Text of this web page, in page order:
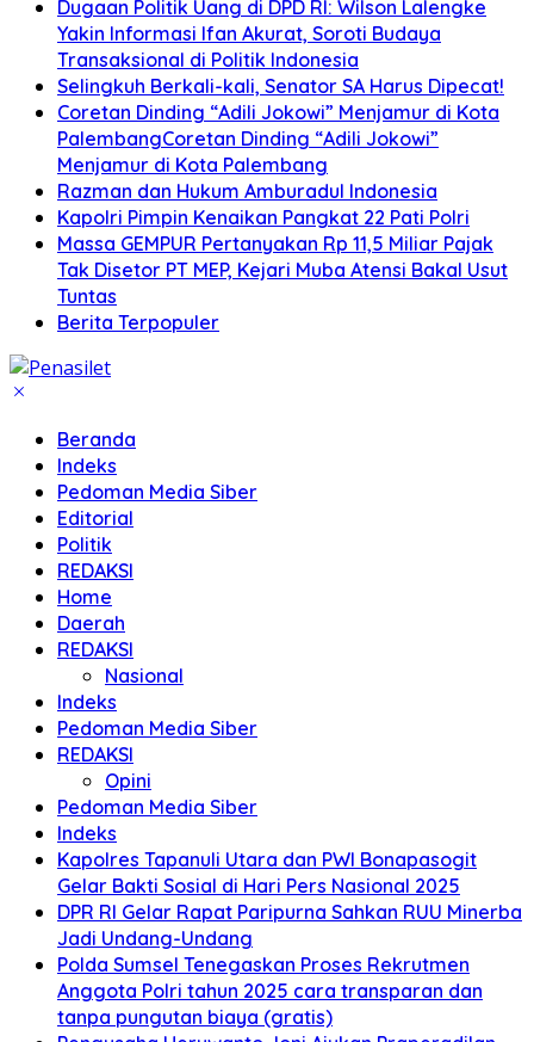
Dugaan Politik Uang di DPD RI: Wilson Lalengke
Yakin Informasi Ifan Akurat, Soroti Budaya
Transaksional di Politik Indonesia
Selingkuh Berkali-kali, Senator SA Harus Dipecat!
Coretan Dinding “Adili Jokowi” Menjamur di Kota
PalembangCoretan Dinding “Adili Jokowi”
Menjamur di Kota Palembang
Razman dan Hukum Amburadul Indonesia
Kapolri Pimpin Kenaikan Pangkat 22 Pati Polri
Massa GEMPUR Pertanyakan Rp 11,5 Miliar Pajak
Tak Disetor PT MEP, Kejari Muba Atensi Bakal Usut
Tuntas
Berita Terpopuler
Beranda
Indeks
Pedoman Media Siber
Editorial
Politik
REDAKSI
Home
Daerah
REDAKSI
Nasional
Indeks
Pedoman Media Siber
REDAKSI
Opini
Pedoman Media Siber
Indeks
Kapolres Tapanuli Utara dan PWI Bonapasogit
Gelar Bakti Sosial di Hari Pers Nasional 2025
DPR RI Gelar Rapat Paripurna Sahkan RUU Minerba
Jadi Undang-Undang
Polda Sumsel Tenegaskan Proses Rekrutmen
Anggota Polri tahun 2025 cara transparan dan
tanpa pungutan biaya (gratis)